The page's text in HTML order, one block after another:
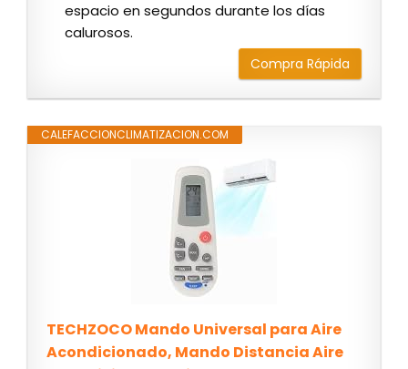
espacio en segundos durante los días
calurosos.
Compra Rápida
CALEFACCIONCLIMATIZACION.COM
TECHZOCO Mando Universal para Aire
Acondicionado, Mando Distancia Aire